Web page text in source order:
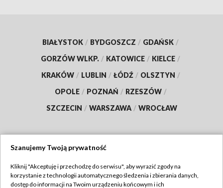
BIAŁYSTOK / BYDGOSZCZ / GDAŃSK /
GORZÓW WLKP. / KATOWICE / KIELCE /
KRAKÓW / LUBLIN / ŁÓDŹ / OLSZTYN /
OPOLE / POZNAŃ / RZESZÓW /
SZCZECIN / WARSZAWA / WROCŁAW
TVP
Szanujemy Twoją prywatność
Kliknij "Akceptuję i przechodzę do serwisu", aby wyrazić zgody na
korzystanie z technologii automatycznego śledzenia i zbierania danych,
dostęp do informacji na Twoim urządzeniu końcowym i ich